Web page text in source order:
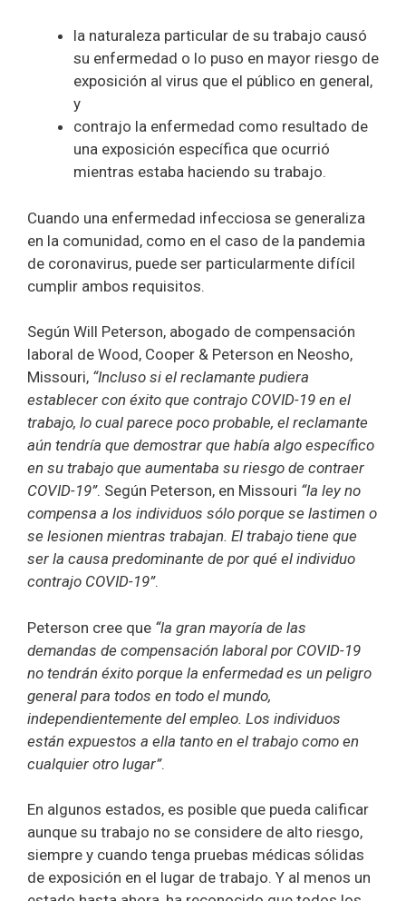
la naturaleza particular de su trabajo causó
su enfermedad o lo puso en mayor riesgo de
exposición al virus que el público en general,
y
contrajo la enfermedad como resultado de
una exposición específica que ocurrió
mientras estaba haciendo su trabajo.
Cuando una enfermedad infecciosa se generaliza
en la comunidad, como en el caso de la pandemia
de coronavirus, puede ser particularmente difícil
cumplir ambos requisitos.
Según Will Peterson, abogado de compensación
laboral de Wood, Cooper & Peterson en Neosho,
Missouri, “Incluso si el reclamante pudiera
establecer con éxito que contrajo COVID-19 en el
trabajo, lo cual parece poco probable, el reclamante
aún tendría que demostrar que había algo específico
en su trabajo que aumentaba su riesgo de contraer
COVID-19”. Según Peterson, en Missouri “la ley no
compensa a los individuos sólo porque se lastimen o
se lesionen mientras trabajan. El trabajo tiene que
ser la causa predominante de por qué el individuo
contrajo COVID-19”.
Peterson cree que “la gran mayoría de las
demandas de compensación laboral por COVID-19
no tendrán éxito porque la enfermedad es un peligro
general para todos en todo el mundo,
independientemente del empleo. Los individuos
están expuestos a ella tanto en el trabajo como en
cualquier otro lugar”.
En algunos estados, es posible que pueda calificar
aunque su trabajo no se considere de alto riesgo,
siempre y cuando tenga pruebas médicas sólidas
de exposición en el lugar de trabajo. Y al menos un